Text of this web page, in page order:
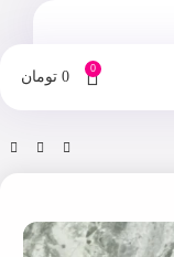
0
0 تومان
فروشگاه بادی اسپلش